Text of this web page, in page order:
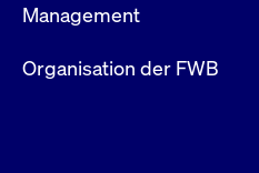
Management
Organisation der FWB